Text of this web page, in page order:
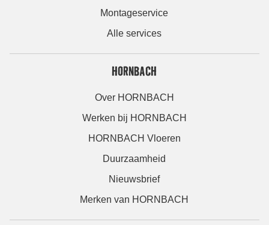
Montageservice
Alle services
HORNBACH
Over HORNBACH
Werken bij HORNBACH
HORNBACH Vloeren
Duurzaamheid
Nieuwsbrief
Merken van HORNBACH